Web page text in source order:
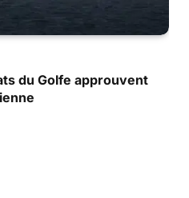
du Golfe approuvent